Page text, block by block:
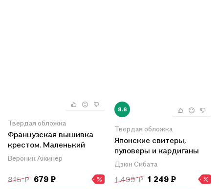
Твердая обложка
Французская вышивка
крестом. Маленький
принц. 30 удивительных
дизайнов Вероник
Ажинер
Вероник Ажинер
815 ₽ 679 ₽
8.6
Твердая обложка
Японские свитеры,
пуловеры и кардиганы
без швов
Дзюн Сибата
1 499 ₽ 1 249 ₽